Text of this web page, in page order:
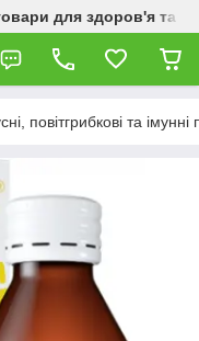
для здоров'я та
повітгрибкові та